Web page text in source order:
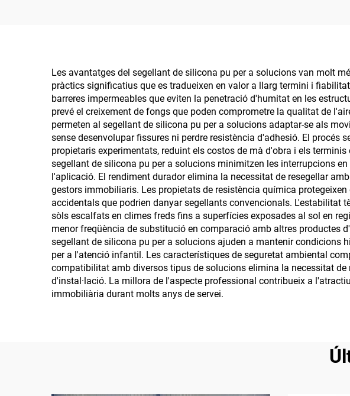
silicona
en
caixa, goma
parabrisa del
Les avantatges del segellant de silicona pu per a solucions van molt
pràctics significatius que es tradueixen en valor a llarg termini i
barreres impermeables que eviten la penetració d'humitat en les
prevé el creixement de fongs que poden comprometre la qualitat de
permeten al segellant de silicona pu per a solucions adaptar-se als
sense desenvolupar fissures ni perdre resistència d'adhesió. El
propietaris experimentats, reduint els costos de mà d'obra i els
segellant de silicona pu per a solucions minimitzen les interrupcions
l'aplicació. El rendiment durador elimina la necessitat de resegellar
gestors immobiliaris. Les propietats de resistència química
accidentals que podrien danyar segellants convencionals.
sòls escalfats en climes freds fins a superfícies exposades al sol en
menor freqüència de substitució en comparació amb altres
segellant de silicona pu per a solucions ajuden a mantenir condicions
per a l'atenció infantil. Les característiques de seguretat ambiental
compatibilitat amb diversos tipus de solucions elimina la necessitat
d'instal·lació. La millora de l'aspecte professional contribueix a
immobiliària durant molts anys de servei.